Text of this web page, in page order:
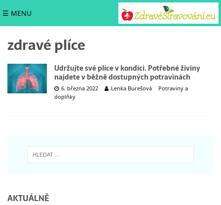
☰ MENU
zdravé plíce
Udržujte své plíce v kondici. Potřebné živiny
najdete v běžně dostupných potravinách
6. března 2022 Lenka Burešová
Potraviny a
doplňky
AKTUÁLNĚ